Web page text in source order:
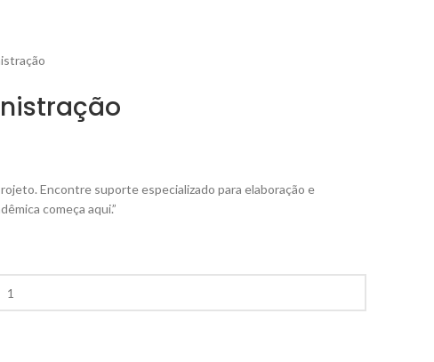
Encontre suporte especializado para elaboração e
começa aqui.”